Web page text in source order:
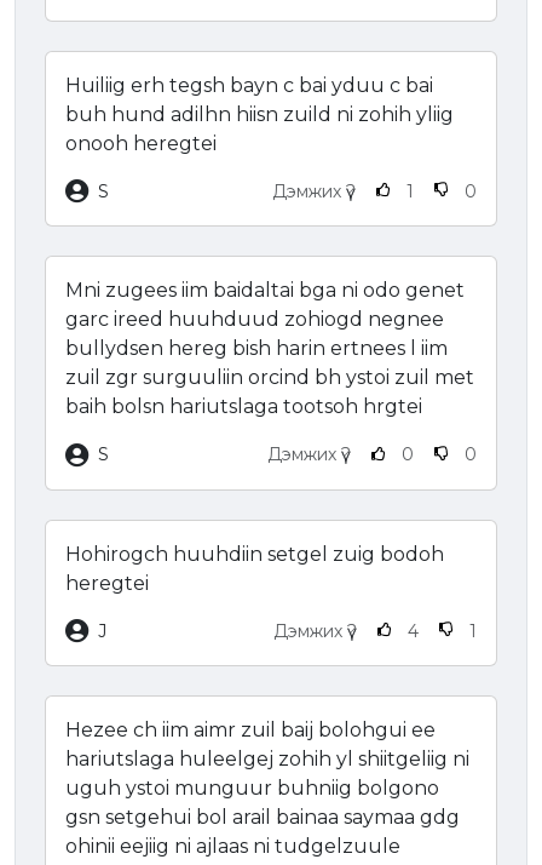
Huiliig erh tegsh bayn c bai yduu c bai
buh hund adilhn hiisn zuild ni zohih yliig
onooh heregtei
S Дэмжих үү? 1 0
Mni zugees iim baidaltai bga ni odo genet
garc ireed huuhduud zohiogd negnee
bullydsen hereg bish harin ertnees l iim
zuil zgr surguuliin orcind bh ystoi zuil met
baih bolsn hariutslaga tootsoh hrgtei
S Дэмжих үү? 0 0
Hohirogch huuhdiin setgel zuig bodoh
heregtei
J Дэмжих үү? 4 1
Hezee ch iim aimr zuil baij bolohgui ee
hariutslaga huleelgej zohih yl shiitgeliig ni
uguh ystoi munguur buhniig bolgono
gsn setgehui bol arail bainaa saymaa gdg
ohinii eejiig ni ajlaas ni tudgelzuule